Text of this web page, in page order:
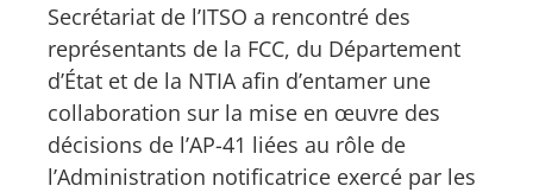
Secrétariat de l’ITSO a rencontré des
représentants de la FCC, du Département
d’État et de la NTIA afin d’entamer une
collaboration sur la mise en œuvre des
décisions de l’AP-41 liées au rôle de
l’Administration notificatrice exercé par les